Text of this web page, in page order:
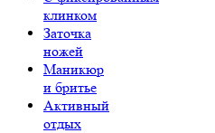
клинком
Заточка
ножей
Маникюр
и бритье
Активный
отдых